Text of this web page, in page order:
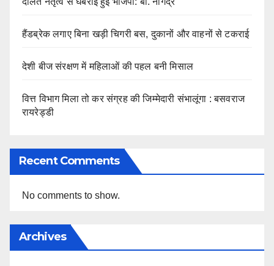
हैंडब्रेक लगाए बिना खड़ी चिगरी बस, दुकानों और वाहनों से टकराई
देशी बीज संरक्षण में महिलाओं की पहल बनी मिसाल
वित्त विभाग मिला तो कर संग्रह की जिम्मेदारी संभालूंगा : बसवराज
रायरेड्डी
Recent Comments
No comments to show.
Archives